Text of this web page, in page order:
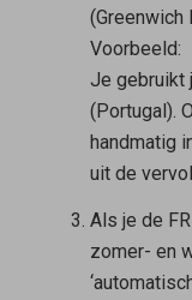
(Greenwich
Voorbeeld:
Je gebruikt
(Portugal).
handmatig
uit de
Als je de
zomer- en